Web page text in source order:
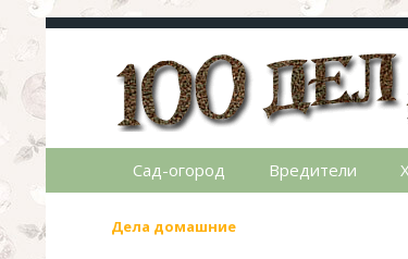
100 дел в доме
Полезные хитрости для легкой
Сад-огород Вредители
Дела домашние